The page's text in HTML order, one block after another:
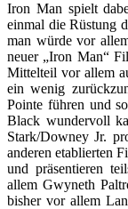
Iron Man spielt
einmal die Rüstung
man würde vor
neuer „Iron Man“
Mittelteil vor allem
ein wenig
Pointe führen und
Black wundervoll
Stark/Downey Jr.
anderen etablierten
und präsentieren
allem Gwyneth
bisher vor allem